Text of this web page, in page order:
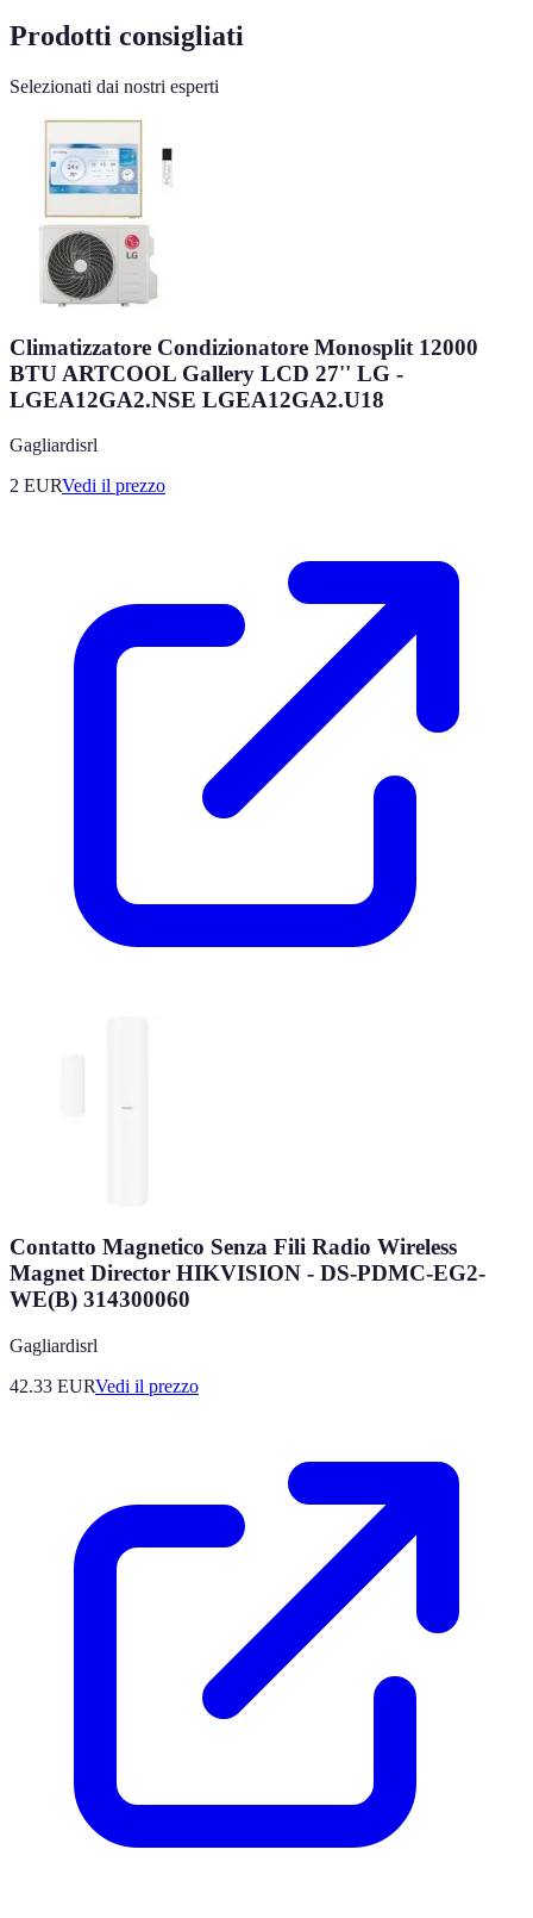
Prodotti consigliati
Selezionati dai nostri esperti
Climatizzatore Condizionatore Monosplit 12000
BTU ARTCOOL Gallery LCD 27'' LG -
LGEA12GA2.NSE LGEA12GA2.U18
Gagliardisrl
2 EURVedi il prezzo
Contatto Magnetico Senza Fili Radio Wireless
Magnet Director HIKVISION - DS-PDMC-EG2-
WE(B) 314300060
Gagliardisrl
42.33 EURVedi il prezzo